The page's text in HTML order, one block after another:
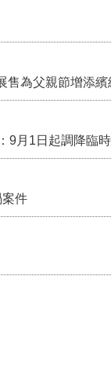
為父親節增添繽
9月1日起調降臨
件